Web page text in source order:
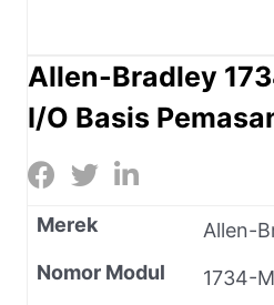
Allen-Bradley
I/O Basis
Merek
Allen-
Nomor Modul
1734-